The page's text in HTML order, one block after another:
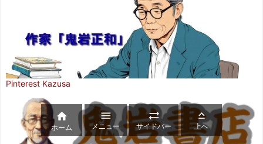
Pinterest Kazusa

ホーム

メニュー

サイドバー

上へ